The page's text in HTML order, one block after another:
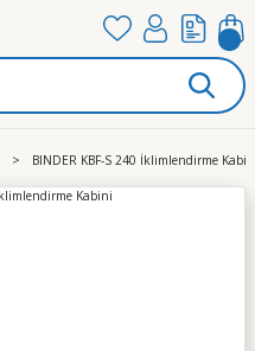
BINDER KBF-S 240 İklimlendirme